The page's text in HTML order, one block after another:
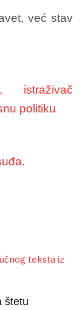
već stav
istraživač
politiku
.
štetu